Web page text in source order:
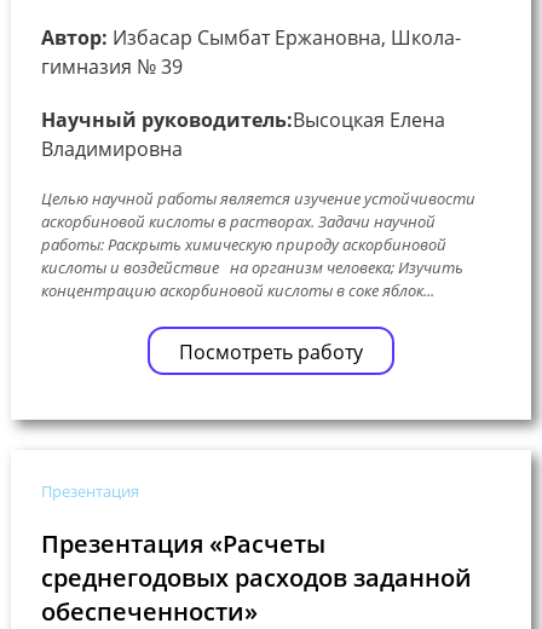
Автор: Избасар Сымбат Ержановна, Школа-
гимназия № 39
Научный руководитель:Высоцкая Елена
Владимировна
Целью научной работы является изучение устойчивости
аскорбиновой кислоты в растворах. Задачи научной
работы: Раскрыть химическую природу аскорбиновой
кислоты и воздействие на организм человека; Изучить
концентрацию аскорбиновой кислоты в соке яблок...
Посмотреть работу
Презентация
Презентация «Расчеты
среднегодовых расходов заданной
обеспеченности»